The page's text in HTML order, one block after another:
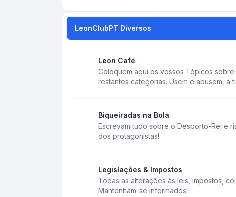
LeonClubPT Diversos
Leon Café
Coloquem aqui os vossos Tópicos
restantes categorias. Usem e abusem, a
Biqueiradas na Bola
Escrevam tudo sobre o Desporto-Rei e
dos protagonistas!
Legislações & Impostos
Todas as alterações às leis, impostos,
Mantenham-se informados!